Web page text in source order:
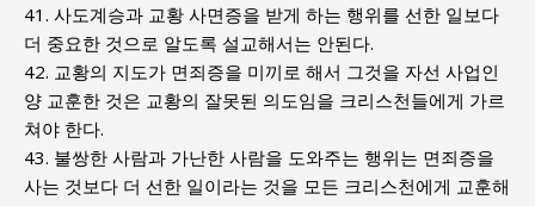
41. 사도계승과 교황 사면증을 받게 하는 행위를 선한 일보다
더 중요한 것으로 알도록 설교해서는 안된다.
42. 교황의 지도가 면죄증을 미끼로 해서 그것을 자선 사업인
양 교훈한 것은 교황의 잘못된 의도임을 크리스천들에게 가르
쳐야 한다.
43. 불쌍한 사람과 가난한 사람을 도와주는 행위는 면죄증을
사는 것보다 더 선한 일이라는 것을 모든 크리스천에게 교훈해